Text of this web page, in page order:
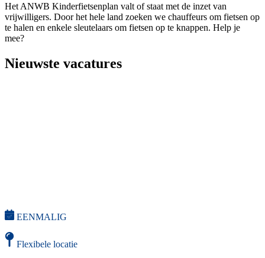
Het ANWB Kinderfietsenplan valt of staat met de inzet van
vrijwilligers. Door het hele land zoeken we chauffeurs om fietsen op
te halen en enkele sleutelaars om fietsen op te knappen. Help je
mee?
Nieuwste vacatures
EENMALIG
Flexibele locatie